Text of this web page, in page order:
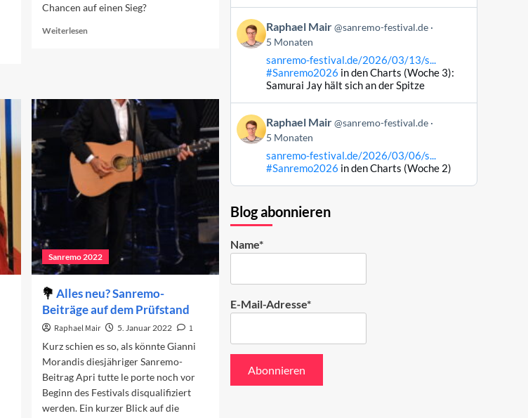
Chancen auf einen Sieg?
WeiterlesenRead
Chancen
Sanremo 2022
Alles neu? Sanremo-
Beiträge auf dem Prüfstand
Raphael Mair 5. Januar 2022
1
Kurz schien es so, als könnte Gianni
Morandis diesjähriger Sanremo-
Beitrag Apri tutte le porte noch vor
Beginn des Festivals disqualifiziert
werden. Ein kurzer Blick auf die
Bluesky
ansehen
Beitrag
von
Raphael
Raphael Mair @sanremo-festival.de
5 Monaten
sanremo-festival.de/2026/03/13/s...
#Sanremo2026 in den Charts (Woche 3):
Samurai Jay hält sich an der Spitze
Beitrag
von
Raphael
Bluesky
ansehen
Raphael Mair @sanremo-festival.de
5 Monaten
sanremo-festival.de/2026/03/06/s...
#Sanremo2026 in den Charts (Woche 2)
Blog abonnieren
Name*
E-Mail-Adresse*